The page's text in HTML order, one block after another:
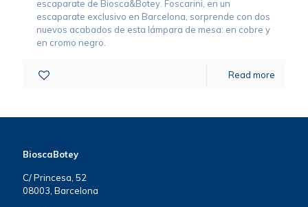
escaparate de Biosca&Botey. Foscarini, en un
escaparate exclusivo en Barcelona, sorprende con dos
nuevos acabados de esta lámpara de mesa: en cobre y
en cromo negro.
Read more
BioscaBotey
C/ Princesa, 52
08003, Barcelona